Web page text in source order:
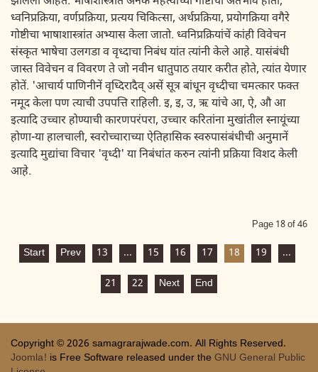
ध्वनिप्रक्रिया, वर्णप्रक्रिया, प्रत्यय चिकित्सा, अर्थप्रक्रिया, प्रयोगक्रिया वगैरे
गोष्टीचा भाषाशास्त्रांत अभ्यास केला जातो. ध्वनिप्रक्रियांचें कांही विवेचन
संस्कृत भाषेचा उलगडा व वृध्दाचा निबंध यांत त्यांनी केले आहे. यासंबंधी
जास्त विवेचन व विवरण ते जो नवीन धातुपाठ तयार करीत होते, त्यांत येणार
होतें. 'आचार्य पाणिनीनें वृध्दिरादैव् असें सूत्र बांधून वृध्दीचा चमत्कार फक्त
नमूद केला पण त्याची उपपत्ति राहिली. इ, इ, उ, ऋ यांचे आ, ऐ, औ आ
इत्यादि उच्चार होण्याची कारणपरंपरा, उच्चार करितांना मुखांतील स्नायूंच्या
होणा-या हालचाली, स्वरोच्चाराच्या ऐतिहासिक स्वरुपासंबंधीची अनुमानें
इत्यादि मुद्यांचा विचार 'वृध्दी' या निबंधांत करुन त्यांनी प्रक्रिया विशद केली
आहे.
Page 18 of 46
Start Prev 13 ... 15 16 17 18 19 ...
21 22 Next End
Copyright © 2026 samagrarajwade.com. All Rights Reserved.
Joomla! is Free Software released under the GNU General Public